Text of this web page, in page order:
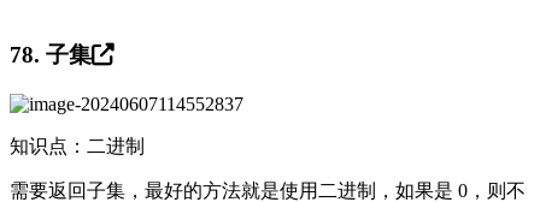
78. 子集
知识点：二进制
需要返回子集，最好的方法就是使用二进制，如果是 0，则不